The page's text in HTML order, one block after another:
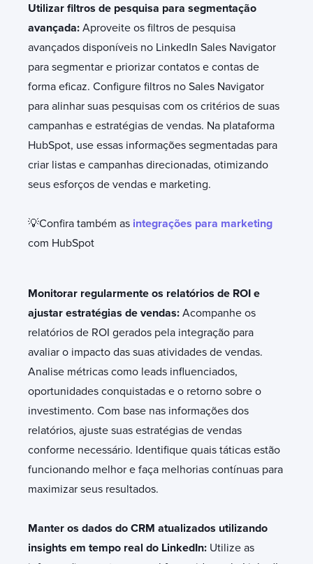
Utilizar filtros de pesquisa para segmentação
avançada: Aproveite os filtros de pesquisa
avançados disponíveis no LinkedIn Sales Navigator
para segmentar e priorizar contatos e contas de
forma eficaz. Configure filtros no Sales Navigator
para alinhar suas pesquisas com os critérios de suas
campanhas e estratégias de vendas. Na plataforma
HubSpot, use essas informações segmentadas para
criar listas e campanhas direcionadas, otimizando
seus esforços de vendas e marketing.
💡Confira também as integrações para marketing
com HubSpot
Monitorar regularmente os relatórios de ROI e
ajustar estratégias de vendas: Acompanhe os
relatórios de ROI gerados pela integração para
avaliar o impacto das suas atividades de vendas.
Analise métricas como leads influenciados,
oportunidades conquistadas e o retorno sobre o
investimento. Com base nas informações dos
relatórios, ajuste suas estratégias de vendas
conforme necessário. Identifique quais táticas estão
funcionando melhor e faça melhorias contínuas para
maximizar seus resultados.
Manter os dados do CRM atualizados utilizando
insights em tempo real do LinkedIn: Utilize as